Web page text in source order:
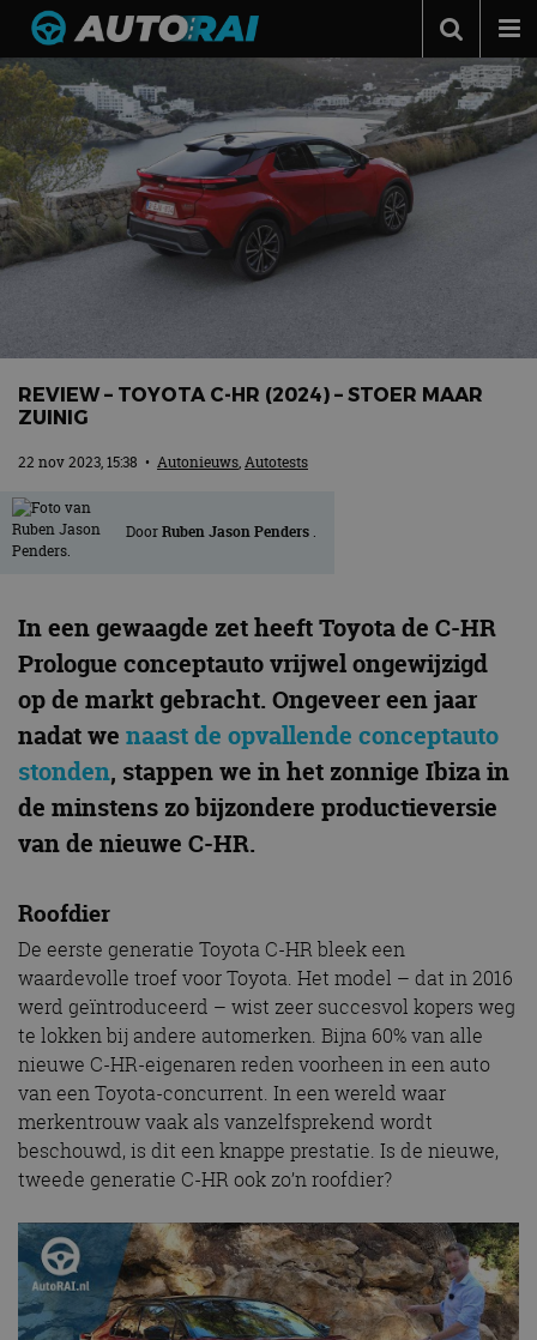
Autonieuws
Podcast
Autotests
Automerken
Adverteren
MotorRAI.nl
REVIEW – TOYOTA C-HR (2024) – STOER MAAR
ZUINIG
22 nov 2023, 15:38 • Autonieuws,Autotests
DoorRuben Jason Penders .
In een gewaagde zet heeft Toyota de C-HR
Prologue conceptauto vrijwel ongewijzigd
op de markt gebracht. Ongeveer een jaar
nadat we naast de opvallende conceptauto
stonden, stappen we in het zonnige Ibiza in
de minstens zo bijzondere productieversie
van de nieuwe C-HR.
Roofdier
De eerste generatie Toyota C-HR bleek een
waardevolle troef voor Toyota. Het model – dat in 2016
werd geïntroduceerd – wist zeer succesvol kopers weg
te lokken bij andere automerken. Bijna 60% van alle
nieuwe C-HR-eigenaren reden voorheen in een auto
van een Toyota-concurrent. In een wereld waar
merkentrouw vaak als vanzelfsprekend wordt
beschouwd, is dit een knappe prestatie. Is de nieuwe,
tweede generatie C-HR ook zo’n roofdier?